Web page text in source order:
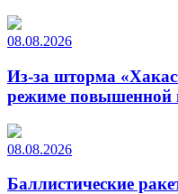
08.08.2026
Из-за шторма
режиме повышенной
08.08.2026
Баллистические